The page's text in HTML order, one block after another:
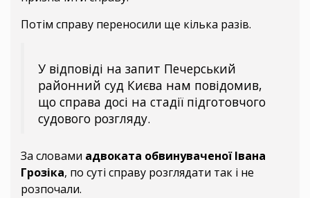
Потім справу переносили ще кілька разів.
У відповіді на запит Печерський
районний суд Києва нам повідомив,
що справа досі на стадії підготовчого
судового розгляду.
За словами адвоката обвинуваченої Івана
Грозіка, по суті справу розглядати так і не
розпочали.